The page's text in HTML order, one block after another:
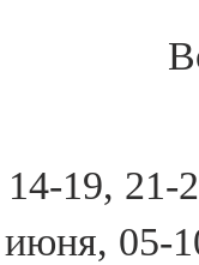
14-19, 21-
июня, 05-